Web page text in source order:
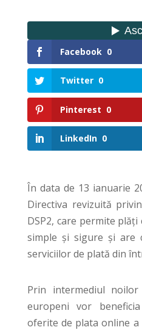
Facebook 0
Twitter 0
Pinterest 0
LinkedIn 0
În data de 13 ianuarie
Directiva revizuită
DSP2, care permite
simple și sigure și are
serviciilor de plată din
Prin intermediul
europeni vor
oferite de plata online